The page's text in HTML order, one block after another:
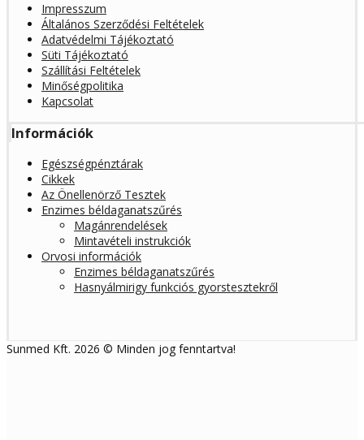
Impresszum
Általános Szerződési Feltételek
Adatvédelmi Tájékoztató
Süti Tájékoztató
Szállítási Feltételek
Minőségpolitika
Kapcsolat
Információk
Egészségpénztárak
Cikkek
Az Önellenörző Tesztek
Enzimes béldaganatszűrés
Magánrendelések
Mintavételi instrukciók
Orvosi információk
Enzimes béldaganatszűrés
Hasnyálmirigy funkciós gyorstesztekről
Sunmed Kft. 2026 © Minden jog fenntartva!